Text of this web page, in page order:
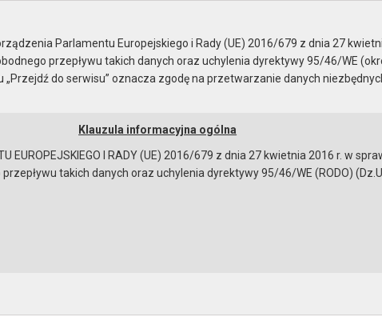
Instrukcja korzystania Dostępność
z art. 30 ustawy z dnia 8 marca 1990 r. o
Parlamentu Europejskiego i Rady (UE) 2016/679 z dnia 27
przepływu takich danych oraz uchylenia dyrektywy 95/46/WE
do serwisu” oznacza zgodę na przetwarzanie danych
Klauzula informacyjna ogólna
EUROPEJSKIEGO I RADY (UE) 2016/679 z dnia 27 kwietnia 2016 r. w
takich danych oraz uchylenia dyrektywy 95/46/WE (RODO)